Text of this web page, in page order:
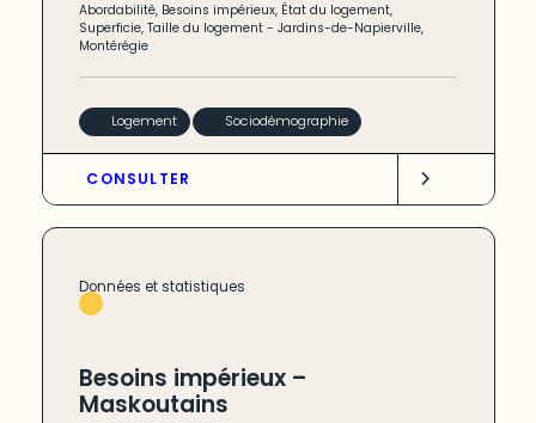
Abordabilité, Besoins impérieux, État du logement,
Superficie,Taille du logement -Jardins-de-Napierville,
Montérégie
Logement Sociodémographie
CONSULTER
Données et statistiques
Besoins impérieux –
Maskoutains